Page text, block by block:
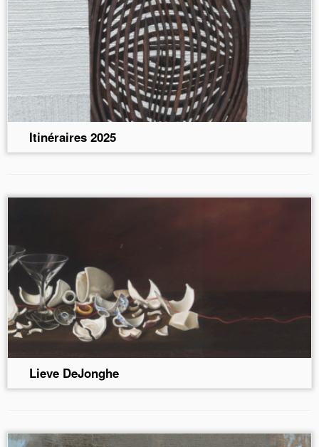
Itinéraires 2025
Lieve DeJonghe